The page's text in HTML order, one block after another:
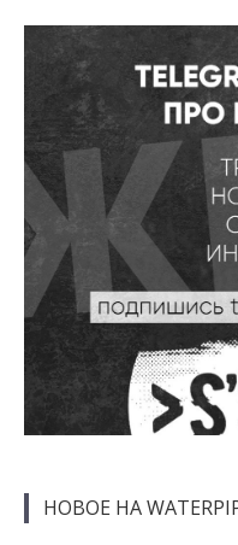
НОВОЕ НА